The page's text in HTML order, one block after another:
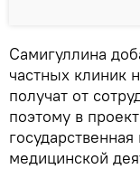
Самигуллина
частных клиник
получат от
поэтому в
медицинской